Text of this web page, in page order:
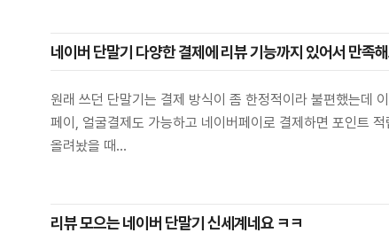
네이버 단말기 다양한 결제에 리뷰 기능까지 있어서 만족
원래 쓰던 단말기는 결제 방식이 좀 한정적이라 불편했는데
페이, 얼굴결제도 가능하고 네이버페이로 결제하면 포인트
올려놨을 때...
리뷰 모으는 네이버 단말기 신세계네요 ㅋㅋ